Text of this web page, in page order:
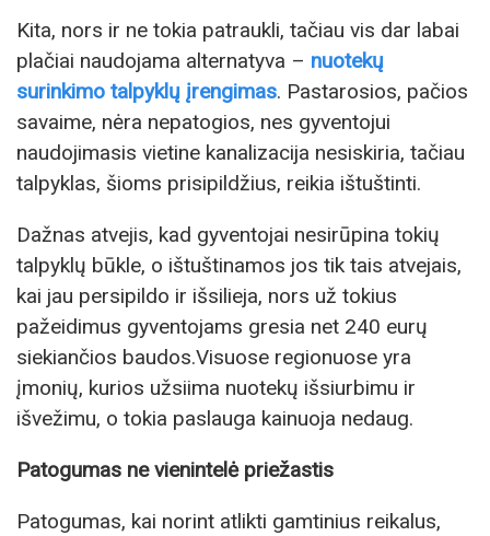
Kita, nors ir ne tokia patraukli, tačiau vis dar labai
plačiai naudojama alternatyva – nuotekų
surinkimo talpyklų įrengimas. Pastarosios, pačios
savaime, nėra nepatogios, nes gyventojui
naudojimasis vietine kanalizacija nesiskiria, tačiau
talpyklas, šioms prisipildžius, reikia ištuštinti.
Dažnas atvejis, kad gyventojai nesirūpina tokių
talpyklų būkle, o ištuštinamos jos tik tais atvejais,
kai jau persipildo ir išsilieja, nors už tokius
pažeidimus gyventojams gresia net 240 eurų
siekiančios baudos.Visuose regionuose yra
įmonių, kurios užsiima nuotekų išsiurbimu ir
išvežimu, o tokia paslauga kainuoja nedaug.
Patogumas ne vienintelė priežastis
Patogumas, kai norint atlikti gamtinius reikalus,